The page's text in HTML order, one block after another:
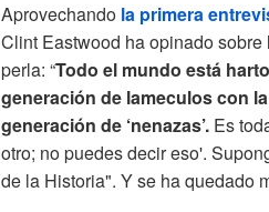
Aprovechando la primera
Clint Eastwood ha opinado
perla: “Todo el mundo está
generación de lameculos con
generación de ‘nenazas’. Es
otro; no puedes decir eso'.
de la Historia". Y se ha quedado